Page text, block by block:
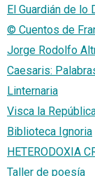
El Guardián de lo
© Cuentos de
Jorge Rodolfo
Caesaris:
Linternaria
Visca la
Biblioteca Ignoria
HETERODOXIA
Taller de poesía